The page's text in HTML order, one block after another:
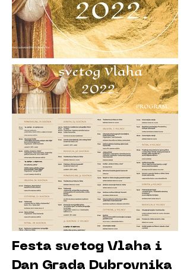
Festa svetog Vlaha i
Dan Grada Dubrovnika